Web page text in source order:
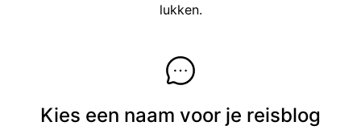
lukken.
Kies een naam voor je reisblog